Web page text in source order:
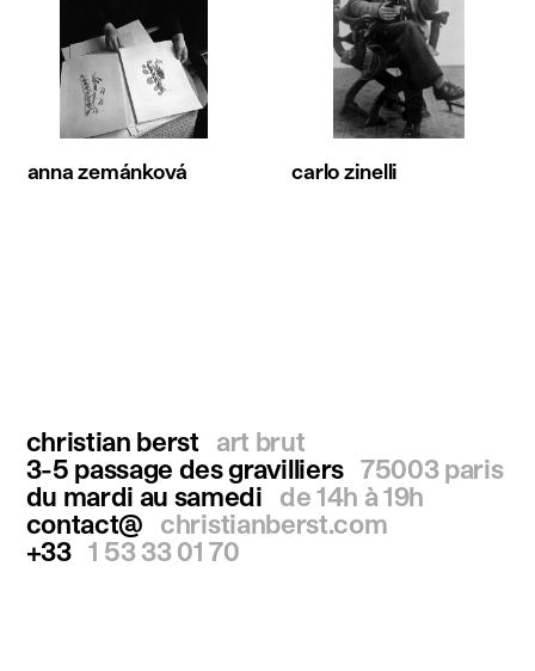
anna zemánková carlo zinelli
christian berst
art brut
3-5 passage des gravilliers 75003 paris
du mardi au samedi
de 14h à 19h
contact@
christianberst.com
+33 1 53 33 01 70